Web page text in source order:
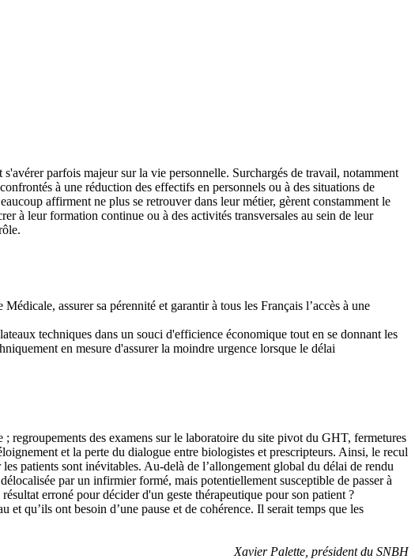
parfois majeur sur la vie personnelle. Surchargés de travail, notamment
à une réduction des effectifs en personnels ou à des situations de
affirment ne plus se retrouver dans leur métier, gèrent constamment le
à leur formation continue ou à des activités transversales au sein de leur
assurer sa pérennité et garantir à tous les Français l’accès à une
techniques dans un souci d'efficience économique tout en se donnant les
en mesure d'assurer la moindre urgence lorsque le délai
des examens sur le laboratoire du site pivot du GHT, fermetures
et la perte du dialogue entre biologistes et prescripteurs. Ainsi, le recul
patients sont inévitables. Au-delà de l’allongement global du délai de rendu
par un infirmier formé, mais potentiellement susceptible de passer à
erroné pour décider d'un geste thérapeutique pour son patient ?
et qu’ils ont besoin d’une pause et de cohérence. Il serait temps que les
Xavier Palette, président du SNBH